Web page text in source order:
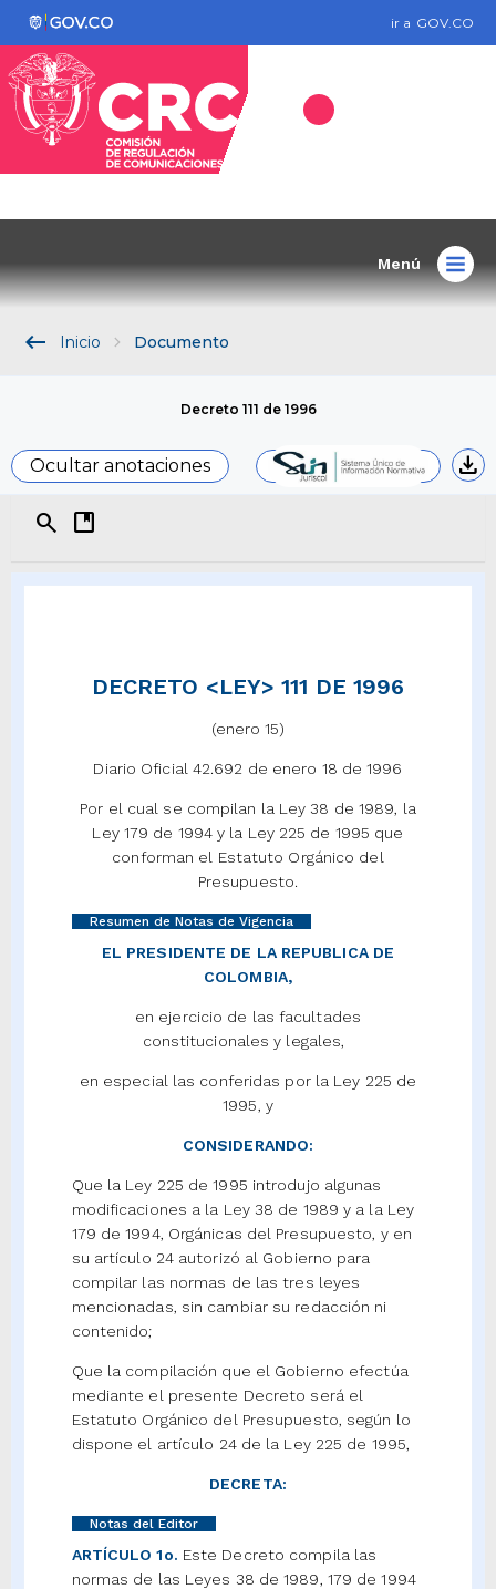
ir a GOV.CO
Menú
keyboard_backspace Inicio Documento
Decreto 111 de 1996
Ocultar anotaciones
download
search developer_guide
DECRETO <LEY> 111 DE 1996
(enero 15)
Diario Oficial 42.692 de enero 18 de 1996
Por el cual se compilan la Ley 38 de 1989, la
Ley 179 de 1994 y la Ley 225 de 1995 que
conforman el Estatuto Orgánico del
Presupuesto.
Resumen de Notas de Vigencia
EL PRESIDENTE DE LA REPUBLICA DE
COLOMBIA,
en ejercicio de las facultades
constitucionales y legales,
en especial las conferidas por la Ley 225 de
1995, y
CONSIDERANDO:
Que la Ley 225 de 1995 introdujo algunas
modificaciones a la Ley 38 de 1989 y a la Ley
179 de 1994, Orgánicas del Presupuesto, y en
su artículo 24 autorizó al Gobierno para
compilar las normas de las tres leyes
mencionadas, sin cambiar su redacción ni
contenido;
Que la compilación que el Gobierno efectúa
mediante el presente Decreto será el
Estatuto Orgánico del Presupuesto, según lo
dispone el artículo 24 de la Ley 225 de 1995,
DECRETA:
Notas del Editor
ARTÍCULO 1o. Este Decreto compila las
normas de las Leyes 38 de 1989, 179 de 1994